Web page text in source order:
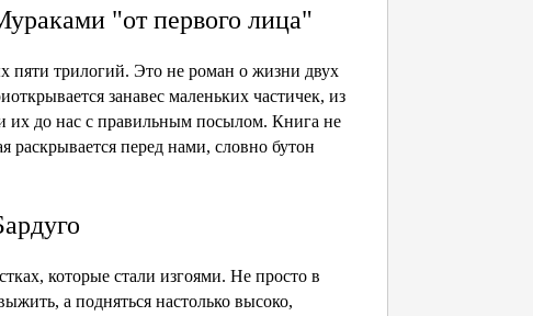
"от первого лица"
пяти трилогий. Это не роман о жизни двух
занавес маленьких частичек, из
их до нас с правильным посылом. Книга не
раскрывается перед нами, словно бутон
которые стали изгоями. Не просто в
а подняться настолько высоко,